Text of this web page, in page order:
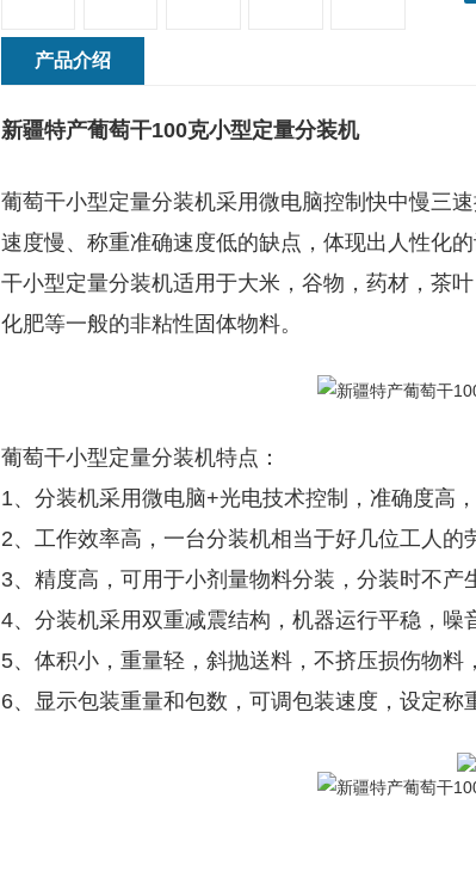
产品介绍
新疆特产葡萄干100克小型定量分装机
葡萄干小型定量分装机采用微电脑控制快中慢三
速度慢、称重准确速度低的缺点，体现出人性化
干小型定量分装机适用于大米，谷物，药材，茶
化肥等一般的非粘性固体物料。
葡萄干小型定量分装机特点：
1、分装机采用微电脑+光电技术控制，准确度高
2、工作效率高，一台分装机相当于好几位工人的
3、精度高，可用于小剂量物料分装，分装时不产
4、分装机采用双重减震结构，机器运行平稳，噪
5、体积小，重量轻，斜抛送料，不挤压损伤物料
6、显示包装重量和包数，可调包装速度，设定称